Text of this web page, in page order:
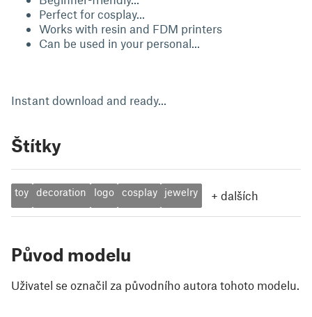
Perfect for cosplay...
Works with resin and FDM printers
Can be used in your personal...
Instant download and ready...
Štítky
toy decoration logo cosplay jewelry + dalších
Původ modelu
Uživatel se označil za původního autora tohoto modelu.